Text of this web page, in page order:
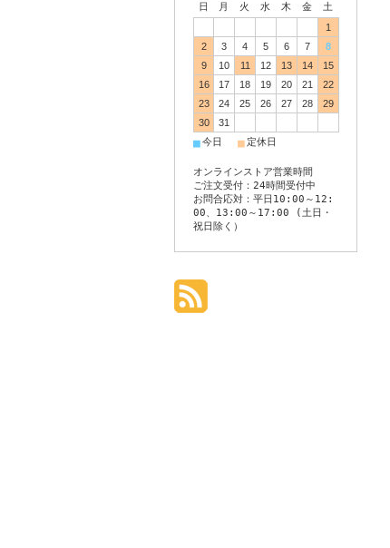
日 月 火 水 木 金
土
1
2
3 4 5 6 7
8
9
10 11 12 13 14
15
16
17 18 19 20 21
22
23
24 25 26 27 28
29
30
31
■今日 ■ 定休日
オンラインストア営業時間
ご注文受付：24時間受付中
お問合応対：平日10:00～12:
00、13:00～17:00 (土日・
祝日除く）